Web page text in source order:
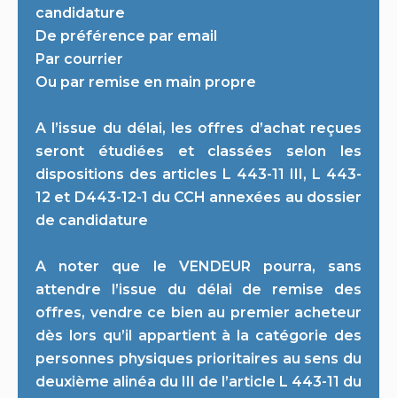
candidature
De préférence par email
Par courrier
Ou par remise en main propre
A l’issue du délai, les offres d’achat reçues
seront étudiées et classées selon les
dispositions des articles L 443-11 III, L 443-
12 et D443-12-1 du CCH annexées au dossier
de candidature
A noter que le VENDEUR pourra, sans
attendre l’issue du délai de remise des
offres, vendre ce bien au premier acheteur
dès lors qu’il appartient à la catégorie des
personnes physiques prioritaires au sens du
deuxième alinéa du III de l’article L 443-11 du